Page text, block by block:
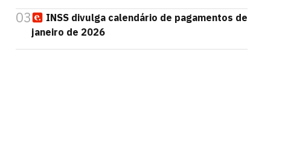
03
INSS divulga calendário de pagamentos de
janeiro de 2026